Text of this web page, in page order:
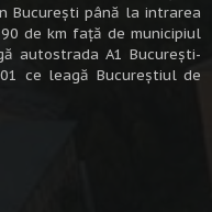
București până la intrarea
de km faţă de municipiul
autostrada A1 Bucureşti-
ce leagă Bucureştiul de